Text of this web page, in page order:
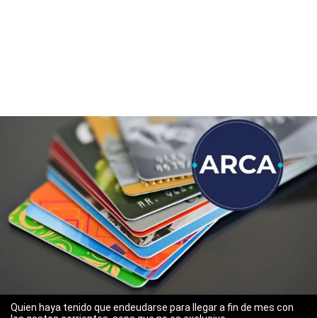
Quien haya tenido que endeudarse para llegar a fin de mes con